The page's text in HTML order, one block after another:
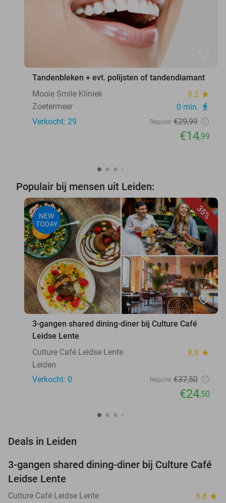
Tandenbleken + evt. polijsten of tandendiamant
Mooie Smile Kliniek
9.2 star
Zoetermeer 0 min. directions_walk
Verkocht: 29 Regulier €29,99
€14,99
Populair bij mensen uit Leiden:
35%
NEW
TODAY
favorite_border
3-gangen shared dining-diner bij Culture Café
Leidse Lente
Culture Café Leidse Lente
8.8 star
Leiden
Verkocht: 0
Regulier €37,50
€24,50
Deals in Leiden
35%
NEW
TODAY
3-gangen shared dining-diner bij Culture Café
Leidse Lente
Culture Café Leidse Lente 8.8 star